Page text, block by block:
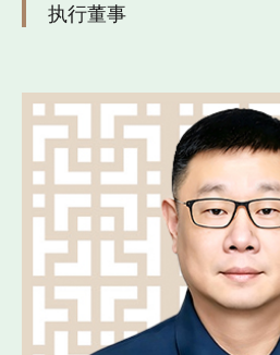
执行董事